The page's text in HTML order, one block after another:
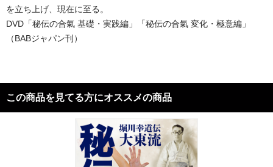
を立ち上げ、現在に至る。
DVD「秘伝の合氣 基礎・実践編」「秘伝の合氣 変化・極意編」
（BABジャパン刊）
この商品を見てる方にオススメの商品